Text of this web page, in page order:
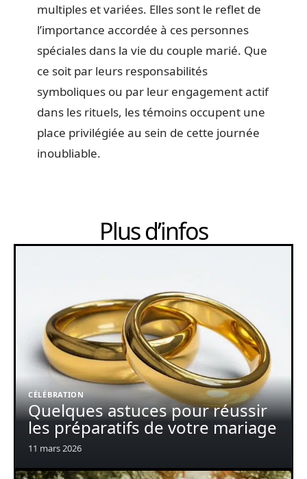
multiples et variées. Elles sont le reflet de
l’importance accordée à ces personnes
spéciales dans la vie du couple marié. Que
ce soit par leurs responsabilités
symboliques ou par leur engagement actif
dans les rituels, les témoins occupent une
place privilégiée au sein de cette journée
inoubliable.
Plus d’infos
CÉLÉBRATION
Quelques astuces pour réussir
les préparatifs de votre mariage
11 mars 2026